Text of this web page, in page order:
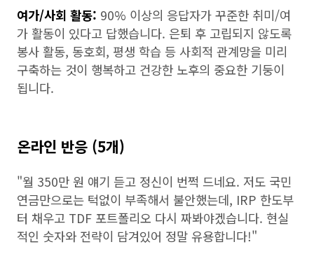
여가/사회 활동: 90% 이상의 응답자가 꾸준한 취미/여
가 활동이 있다고 답했습니다. 은퇴 후 고립되지 않도록
봉사 활동, 동호회, 평생 학습 등 사회적 관계망을 미리
구축하는 것이 행복하고 건강한 노후의 중요한 기둥이
됩니다.
온라인 반응 (5개)
"월 350만 원 얘기 듣고 정신이 번쩍 드네요. 저도 국민
연금만으로는 턱없이 부족해서 불안했는데, IRP 한도부
터 채우고 TDF 포트폴리오 다시 짜봐야겠습니다. 현실
적인 숫자와 전략이 담겨있어 정말 유용합니다!"